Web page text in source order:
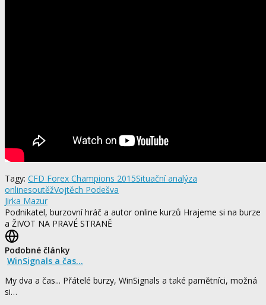
Tagy: CFD Forex Champions 2015Situační analýza
onlinesoutěžVojtěch Podešva
Jirka Mazur
Podnikatel, burzovní hráč a autor online kurzů Hrajeme si na burze
a ŽIVOT NA PRAVÉ STRANĚ
Podobné články
WinSignals a čas...
My dva a čas... Přátelé burzy, WinSignals a také pamětníci, možná
si…